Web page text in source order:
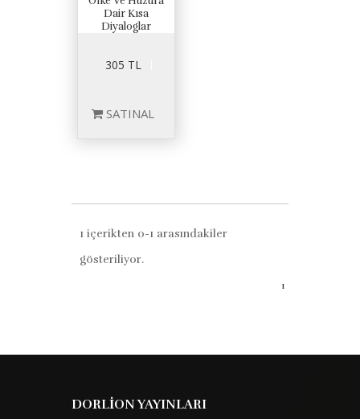
Dair Kısa
Diyaloglar
305 TL
SATINAL
1 içerikten 0-1 arasındakiler
gösteriliyor.
1
DORLİON YAYINLARI